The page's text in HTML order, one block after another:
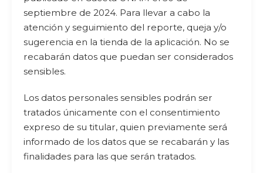
septiembre de 2024. Para llevar a cabo la
atención y seguimiento del reporte, queja y/o
sugerencia en la tienda de la aplicación. No se
recabarán datos que puedan ser considerados
sensibles.
Los datos personales sensibles podrán ser
tratados únicamente con el consentimiento
expreso de su titular, quien previamente será
informado de los datos que se recabarán y las
finalidades para las que serán tratados.